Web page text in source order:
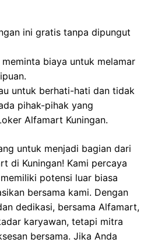
ini gratis tanpa dipungut
biaya untuk melamar
untuk berhati-hati dan tidak
pihak-pihak yang
Alfamart Kuningan.
untuk menjadi bagian dari
di Kuningan! Kami percaya
potensi luar biasa
bersama kami. Dengan
dedikasi, bersama Alfamart,
karyawan, tetapi mitra
bersama. Jika Anda